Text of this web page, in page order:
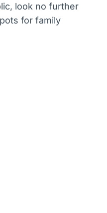
look no further
for family